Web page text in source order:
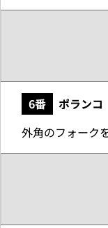
6番 ポランコ
外角のフォーク